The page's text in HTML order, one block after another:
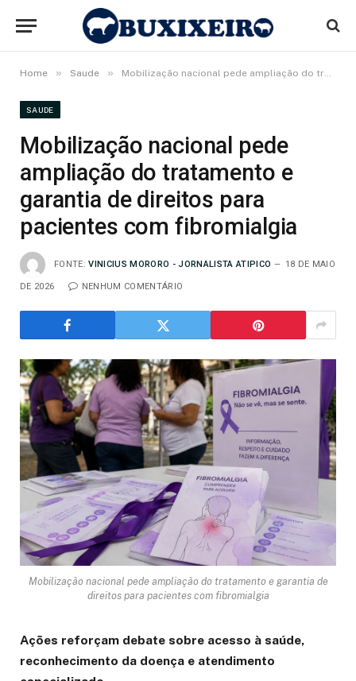
Home » Saude » Mobilização nacional pede ampliação do tratamento e garantia de direitos para pacientes com fibromialgia
SAUDE
Mobilização nacional pede
ampliação do tratamento e
garantia de direitos para
pacientes com fibromialgia
FONTE: VINICIUS MORORO - JORNALISTA ATIPICO 18 DE MAIO
DE 2026 NENHUM COMENTÁRIO
Mobilização nacional pede ampliação do tratamento e garantia de
direitos para pacientes com fibromialgia
Ações reforçam debate sobre acesso à saúde,
reconhecimento da doença e atendimento